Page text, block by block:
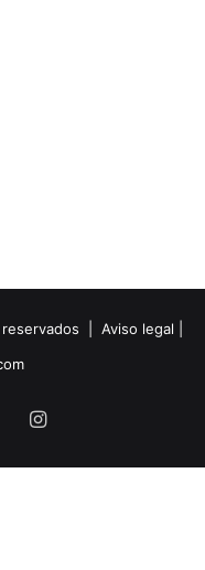
reservados | Aviso legal
YouTubeInstagram